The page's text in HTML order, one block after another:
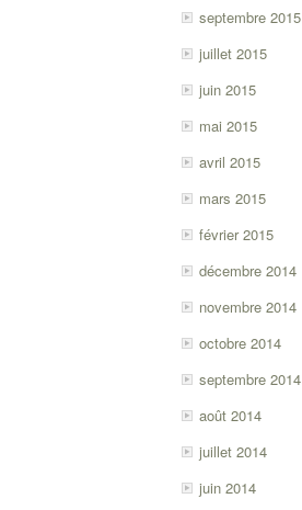
septembre 2015
juillet 2015
juin 2015
mai 2015
avril 2015
mars 2015
février 2015
décembre 2014
novembre 2014
octobre 2014
septembre 2014
août 2014
juillet 2014
juin 2014